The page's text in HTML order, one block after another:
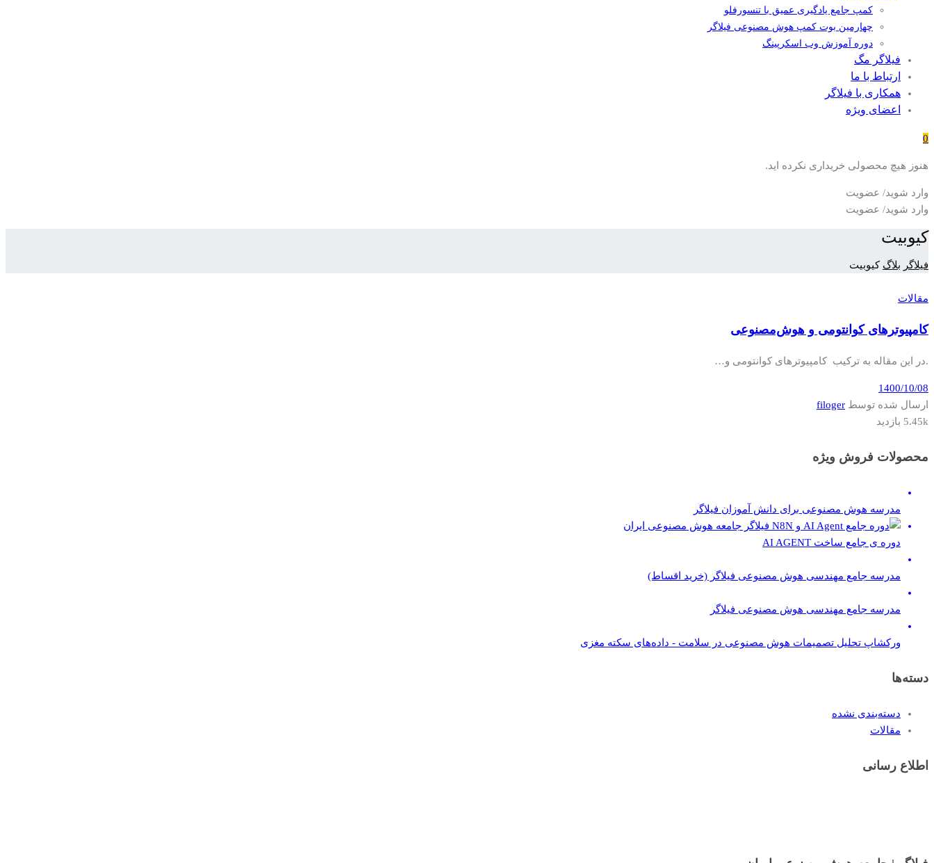
کمپ جامع یادگیری عمیق با تنسورفلو
چهارمین بوت کمپ هوش مصنوعی فیلاگر
دوره آموزش وب اسکرپینگ
فیلاگر مگ
ارتباط با ما
همکاری با فیلاگر
اعضای ویژه
0
هنوز هیچ محصولی خریداری نکرده اید.
وارد شوید/ عضویت
وارد شوید/ عضویت
کیوبیت
فیلاگر بلاگ کیوبیت
مقالات
کامپیوترهای کوانتومی و هوش‌مصنوعی
.در این مقاله به ترکیب کامپیوترهای کوانتومی و…
1400/10/08
ارسال شده توسط filoger
5.45k بازدید
محصولات فروش ویژه
مدرسه هوش مصنوعی برای دانش آموزان فیلاگر
دوره ی جامع ساخت AI AGENT
مدرسه جامع مهندسی هوش مصنوعی فیلاگر (خرید اقساط)
مدرسه جامع مهندسی هوش مصنوعی فیلاگر
ورکشاپ تحلیل تصمیمات هوش مصنوعی در سلامت - داده‌های سکته مغزی
دسته‌ها
دسته‌بندی نشده
مقالات
اطلاع رسانی